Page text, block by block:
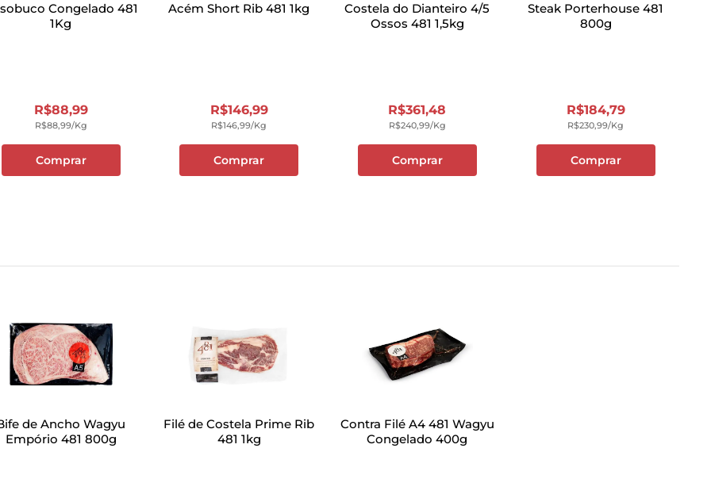
Congelado 481
1Kg
R$88,99
R$88,99/kg
Comprar
Acém Short Rib 481 1kg
R$146,99
R$146,99/kg
Comprar
Costela do Dianteiro 4/5
Ossos 481 1,5kg
R$361,48
R$240,99/kg
Comprar
Steak Porterhouse 481
800g
R$184,79
R$230,99/kg
Comprar
de Ancho Wagyu
Empório 481 800g
Filé de Costela Prime Rib
481 1kg
Contra Filé A4 481 Wagyu
Congelado 400g